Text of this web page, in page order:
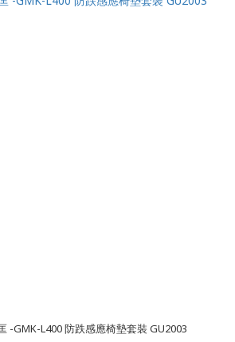
-GMK-L400 防跌感應椅墊套裝 GU2003